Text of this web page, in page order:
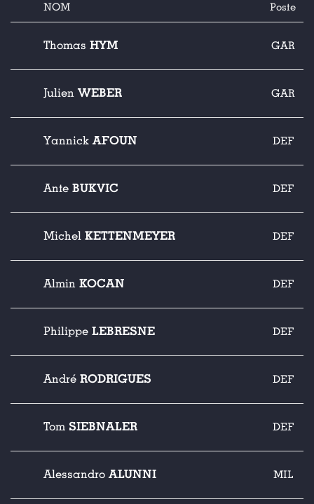
NOM Poste
Thomas HYM GAR
Julien WEBER GAR
Yannick AFOUN DEF
Ante BUKVIC DEF
Michel KETTENMEYER DEF
Almin KOCAN DEF
Philippe LEBRESNE DEF
André RODRIGUES DEF
Tom SIEBNALER DEF
Alessandro ALUNNI MIL